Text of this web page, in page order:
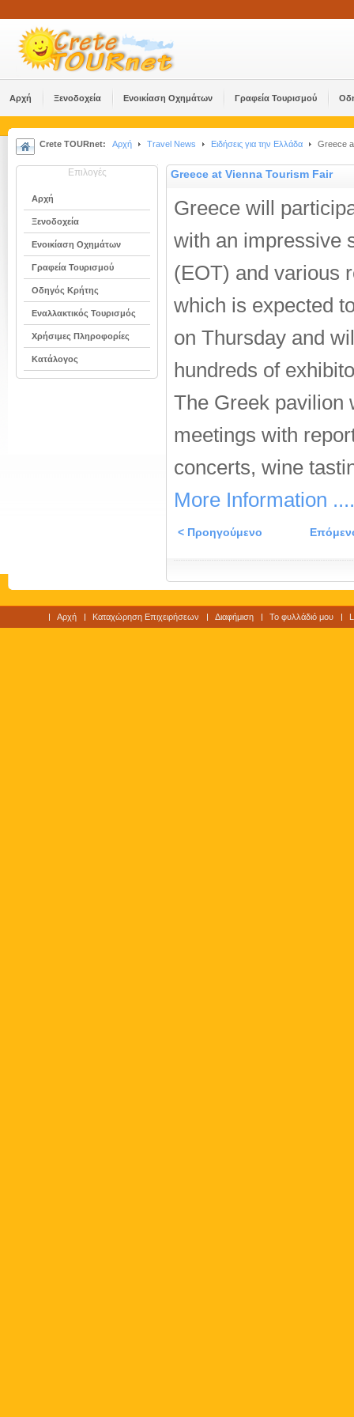
Αρχή Ξενοδοχεία Ενοικίαση Οχημάτων Γραφεία Τουρισμού
Crete TOURnet: Αρχή Travel News Ειδήσεις για την Ελλάδα Greece
Επιλογές
Αρχή
Ξενοδοχεία
Ενοικίαση Οχημάτων
Γραφεία Τουρισμού
Οδηγός Κρήτης
Εναλλακτικός Τουρισμός
Χρήσιμες Πληροφορίες
Κατάλογος
Greece at Vienna Tourism Fair
Greece will
with an impressive
(EOT) and various
which is expected
on Thursday and
hundreds of
The Greek pavilion
meetings with
concerts, wine
More Information ....
< Προηγούμενο
Αρχή Καταχώρηση Επιχειρήσεων Διαφήμιση Το φυλλάδιό μου